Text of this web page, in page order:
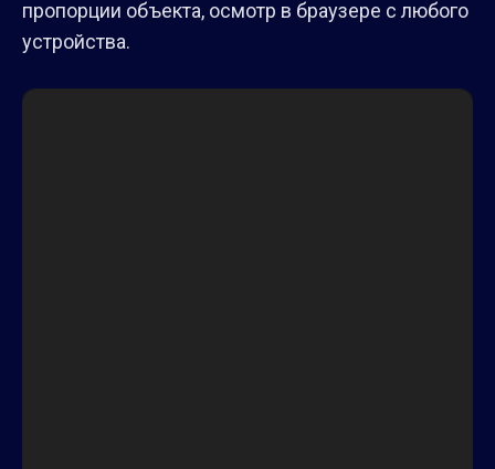
пропорции объекта, осмотр в браузере с любого
устройства.